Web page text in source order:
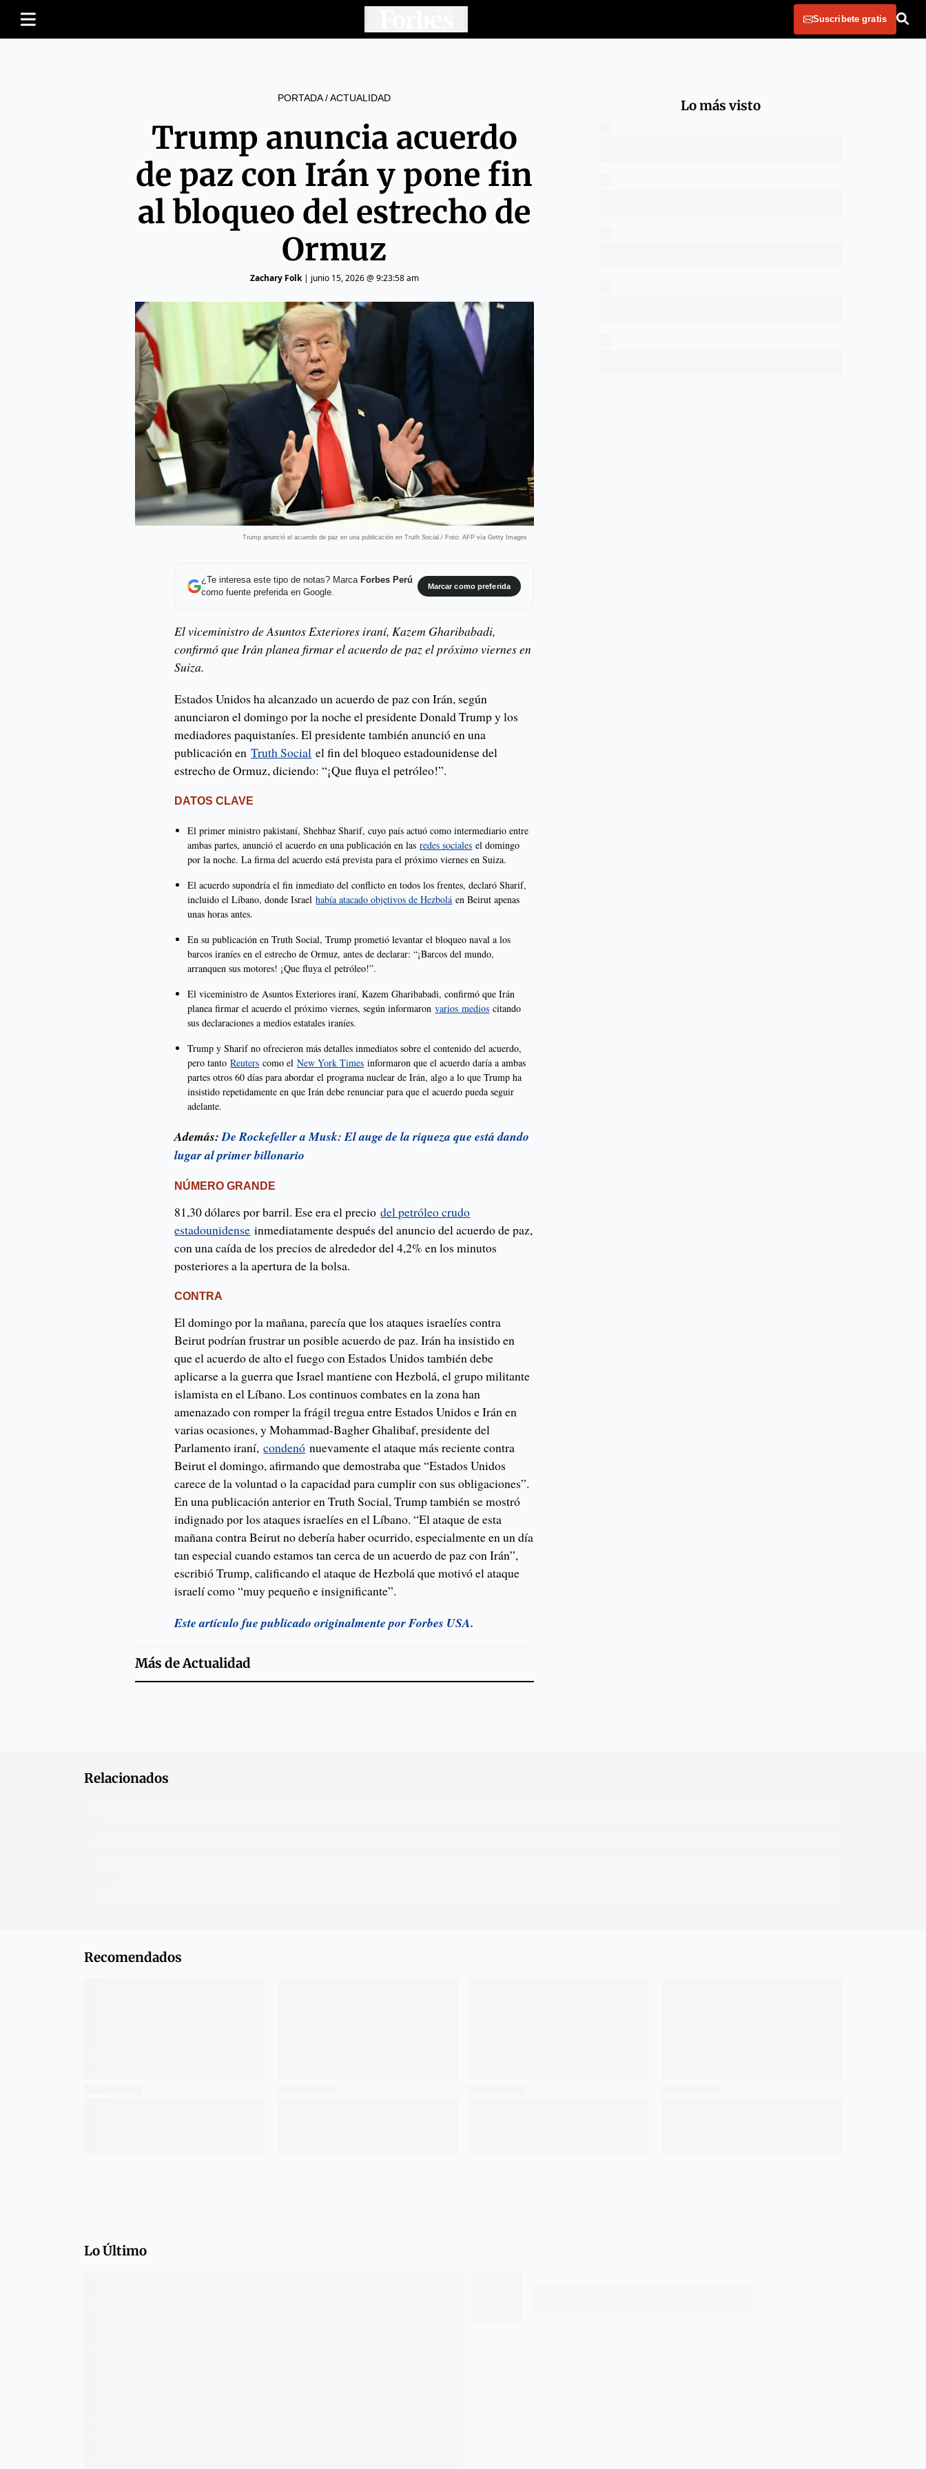
Suscribete gratis
PORTADA/ACTUALIDAD
Trump anuncia acuerdo
de paz con Irán y pone fin
al bloqueo del estrecho de
Ormuz
Zachary Folk| junio 15, 2026 @ 9:23:58 am
Trump anunció el acuerdo de paz en una publicación en Truth Social./ Foto: AFP vía Getty Images
¿Te interesa este tipo de notas? Marca Forbes Perú
como fuente preferida en Google.
Marcar como preferida
El viceministro de Asuntos Exteriores iraní, Kazem Gharibabadi,
confirmó que Irán planea firmar el acuerdo de paz el próximo viernes en
Suiza.
Estados Unidos ha alcanzado un acuerdo de paz con Irán, según
anunciaron el domingo por la noche el presidente Donald Trump y los
mediadores paquistaníes. El presidente también anunció en una
publicación enTruth Social el fin del bloqueo estadounidense del
estrecho de Ormuz, diciendo: “¡Que fluya el petróleo!”.
DATOS CLAVE
El primer ministro pakistaní, Shehbaz Sharif, cuyo país actuó como intermediario entre
ambas partes, anunció el acuerdo en una publicación en lasredes sociales el domingo
por la noche. La firma del acuerdo está prevista para el próximo viernes en Suiza.
El acuerdo supondría el fin inmediato del conflicto en todos los frentes, declaró Sharif,
incluido el Líbano, donde Israelhabía atacado objetivos de Hezbolá en Beirut apenas
unas horas antes.
En su publicación en Truth Social, Trump prometió levantar el bloqueo naval a los
barcos iraníes en el estrecho de Ormuz, antes de declarar: “¡Barcos del mundo,
arranquen sus motores! ¡Que fluya el petróleo!”.
El viceministro de Asuntos Exteriores iraní, Kazem Gharibabadi, confirmó que Irán
planea firmar el acuerdo el próximo viernes, según informaronvariosmedios citando
sus declaraciones a medios estatales iraníes.
Trump y Sharif no ofrecieron más detalles inmediatos sobre el contenido del acuerdo,
pero tantoReuters como elNew York Times informaron que el acuerdo daría a ambas
partes otros 60 días para abordar el programa nuclear de Irán, algo a lo que Trump ha
insistido repetidamente en que Irán debe renunciar para que el acuerdo pueda seguir
adelante.
Además:De Rockefeller a Musk: El auge de la riqueza que está dando
lugar al primer billonario
NÚMERO GRANDE
81,30 dólares por barril. Ese era el preciodel petróleo crudo
estadounidense inmediatamente después del anuncio del acuerdo de paz,
con una caída de los precios de alrededor del 4,2% en los minutos
posteriores a la apertura de la bolsa.
CONTRA
El domingo por la mañana, parecía que los ataques israelíes contra
Beirut podrían frustrar un posible acuerdo de paz. Irán ha insistido en
que el acuerdo de alto el fuego con Estados Unidos también debe
aplicarse a la guerra que Israel mantiene con Hezbolá, el grupo militante
islamista en el Líbano. Los continuos combates en la zona han
amenazado con romper la frágil tregua entre Estados Unidos e Irán en
varias ocasiones, y Mohammad-Bagher Ghalibaf, presidente del
Parlamento iraní,condenó nuevamente el ataque más reciente contra
Beirut el domingo, afirmando que demostraba que “Estados Unidos
carece de la voluntad o la capacidad para cumplir con sus obligaciones”.
En una publicación anterior en Truth Social, Trump también se mostró
indignado por los ataques israelíes en el Líbano. “El ataque de esta
mañana contra Beirut no debería haber ocurrido, especialmente en un día
tan especial cuando estamos tan cerca de un acuerdo de paz con Irán”,
escribió Trump, calificando el ataque de Hezbolá que motivó el ataque
israelí como “muy pequeño e insignificante”.
Este artículo fue publicado originalmente por Forbes USA.
Más deActualidad
Lo más visto
Relacionados
Recomendados
Lo Último